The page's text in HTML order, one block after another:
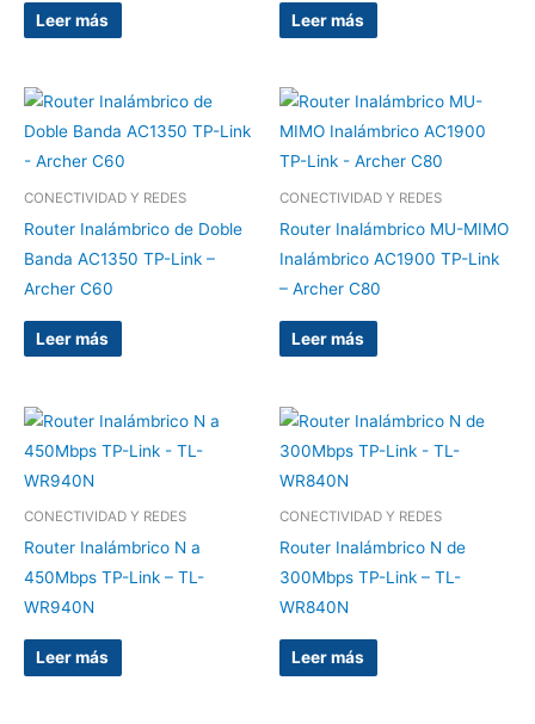
Leer más Leer más
CONECTIVIDAD Y REDES
Router Inalámbrico de Doble
Banda AC1350 TP-Link –
Archer C60
Leer más
CONECTIVIDAD Y REDES
Router Inalámbrico MU-MIMO
Inalámbrico AC1900 TP-Link
– Archer C80
Leer más
CONECTIVIDAD Y REDES
Router Inalámbrico N a
450Mbps TP-Link – TL-
WR940N
Leer más
CONECTIVIDAD Y REDES
Router Inalámbrico N de
300Mbps TP-Link – TL-
WR840N
Leer más